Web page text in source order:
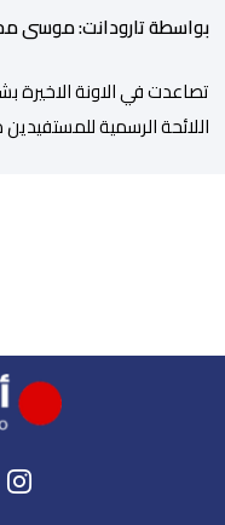
بواسطة تارودانت: موسى
تصاعدت في الاونة الاخيرة
اللائحة الرسمية